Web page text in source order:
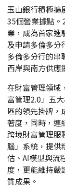
玉山銀行積極擴
35個營業據點
業，成為首家進
及申請多倫多分
多倫多分行的串
西岸與南方供應
在財富管理領域
富管理2.0」五
區的領先掛牌，
著度，同時，連
跨境財富管理服
腦」系統，提供
估、AI模型與流
度，更能維持嚴
質成果。